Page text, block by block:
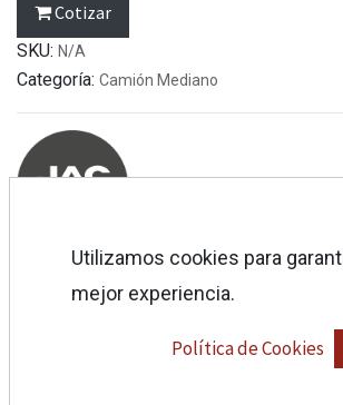
Cotizar
SKU: N/A
Categoría: Camión Mediano
ESPECIFICACIONES
pecificaciones
Utilizamos cookies para
mejor experiencia.
Política de Cookies